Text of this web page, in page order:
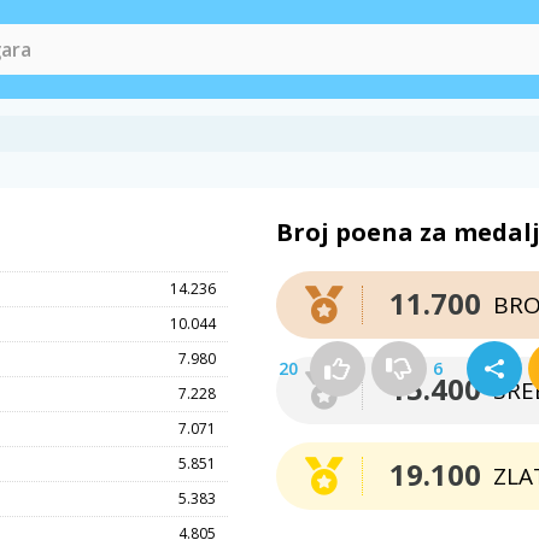
20 6
14.236
10.044
7.980
7.228
7.071
5.851
5.383
4.805
Broj poena za
11.700
15.400
19.100